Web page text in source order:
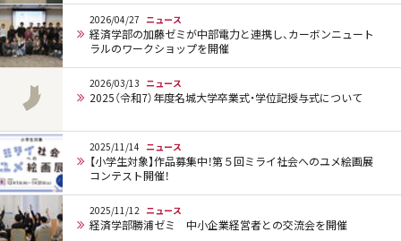
2026/04/27 ニュース
経済学部の加藤ゼミが中部電力と連携し、カーボンニュート
ラルのワークショップを開催
2026/03/13 ニュース
2025（令和7）年度名城大学卒業式・学位記授与式について
2025/11/14 ニュース
【小学生対象】作品募集中！第５回ミライ社会へのユメ絵画展
コンテスト開催！
2025/11/12 ニュース
経済学部勝浦ゼミ 中小企業経営者との交流会を開催